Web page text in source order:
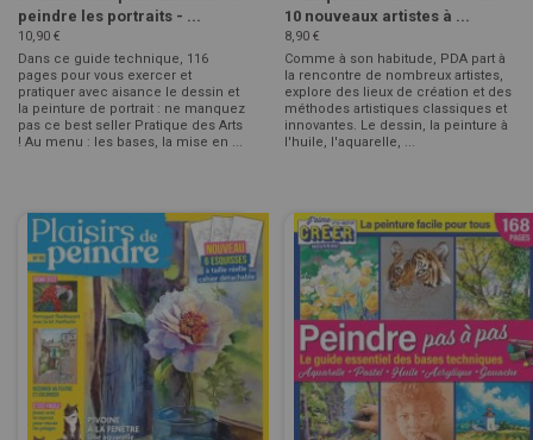
peindre les portraits - ...
10,90 €
Dans ce guide technique, 116
pages pour vous exercer et
pratiquer avec aisance le dessin et
la peinture de portrait : ne manquez
pas ce best seller Pratique des Arts
! Au menu : les bases, la mise en ...
10 nouveaux artistes à ...
8,90 €
Comme à son habitude, PDA part à
la rencontre de nombreux artistes,
explore des lieux de création et des
méthodes artistiques classiques et
innovantes. Le dessin, la peinture à
l'huile, l'aquarelle, ...